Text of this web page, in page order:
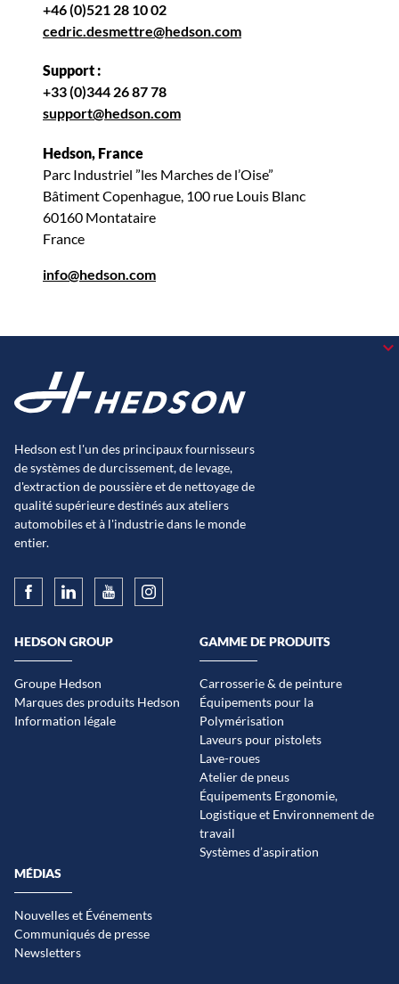
+46 (0)521 28 10 02
cedric.desmettre@hedson.com
Support :
+33 (0)344 26 87 78
support@hedson.com
Hedson, France
Parc Industriel ”les Marches de l’Oise”
Bâtiment Copenhague, 100 rue Louis Blanc
60160 Montataire
France
info@hedson.com
Hedson est l'un des principaux fournisseurs
de systèmes de durcissement, de levage,
d'extraction de poussière et de nettoyage de
qualité supérieure destinés aux ateliers
automobiles et à l'industrie dans le monde
entier.
HEDSON GROUP
Groupe Hedson
Marques des produits Hedson
Information légale
GAMME DE PRODUITS
Carrosserie & de peinture
Équipements pour la
Polymérisation
Laveurs pour pistolets
Lave-roues
Atelier de pneus
Équipements Ergonomie,
Logistique et Environnement de
travail
Systèmes d’aspiration
MÉDIAS
Nouvelles et Événements
Communiqués de presse
Newsletters